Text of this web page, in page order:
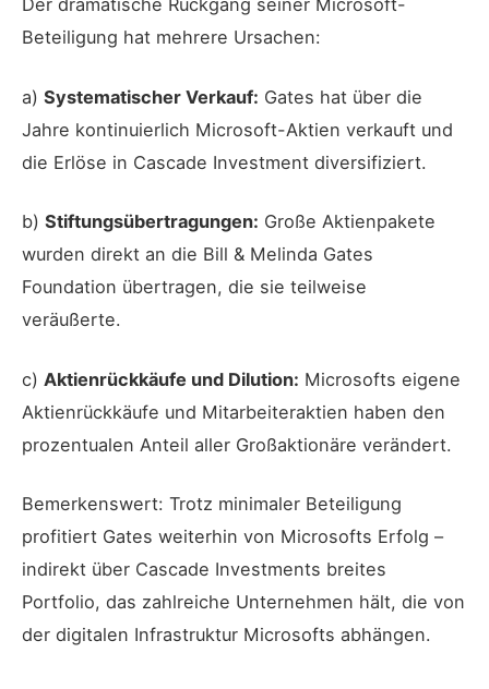
Der dramatische Rückgang seiner Microsoft-
Beteiligung hat mehrere Ursachen:
a) Systematischer Verkauf: Gates hat über die
Jahre kontinuierlich Microsoft-Aktien verkauft und
die Erlöse in Cascade Investment diversifiziert.
b) Stiftungsübertragungen: Große Aktienpakete
wurden direkt an die Bill & Melinda Gates
Foundation übertragen, die sie teilweise
veräußerte.
c) Aktienrückkäufe und Dilution: Microsofts eigene
Aktienrückkäufe und Mitarbeiteraktien haben den
prozentualen Anteil aller Großaktionäre verändert.
Bemerkenswert: Trotz minimaler Beteiligung
profitiert Gates weiterhin von Microsofts Erfolg –
indirekt über Cascade Investments breites
Portfolio, das zahlreiche Unternehmen hält, die von
der digitalen Infrastruktur Microsofts abhängen.